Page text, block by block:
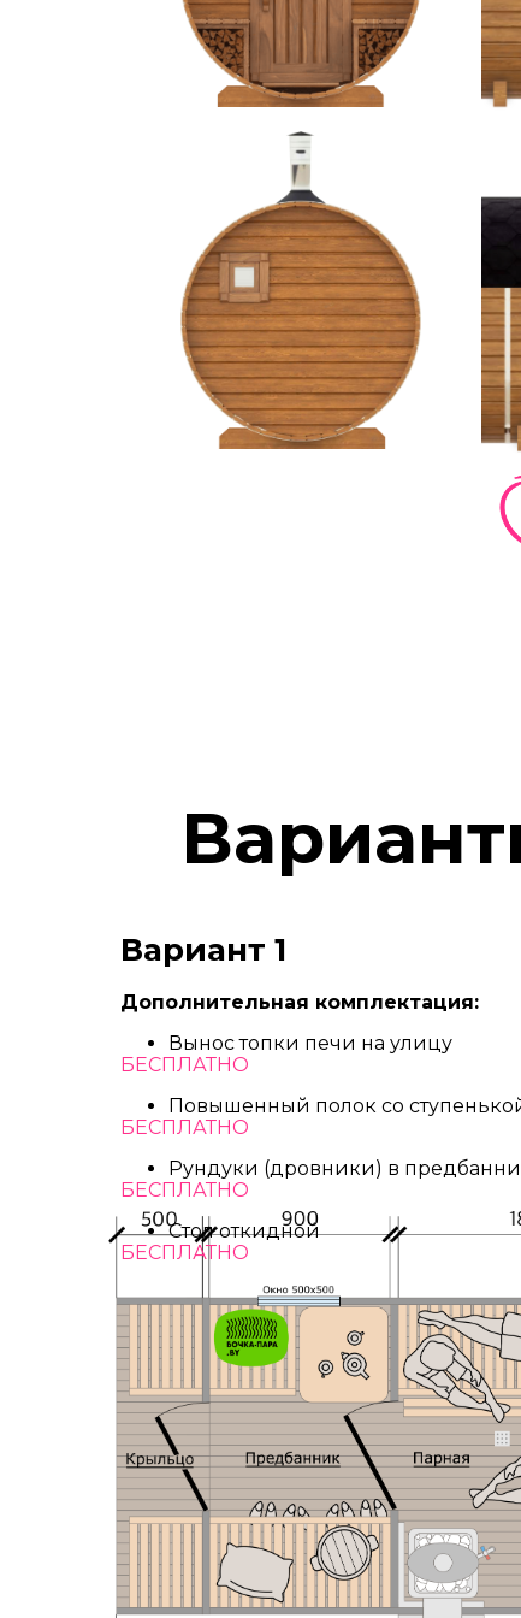
Вариант 1
Дополнительная комплектация:
Вынос топки печи на улицу
БЕСПЛАТНО
Повышенный полок со
БЕСПЛАТНО
Рундуки (дровники) в
БЕСПЛАТНО
Стол откидной
БЕСПЛАТНО